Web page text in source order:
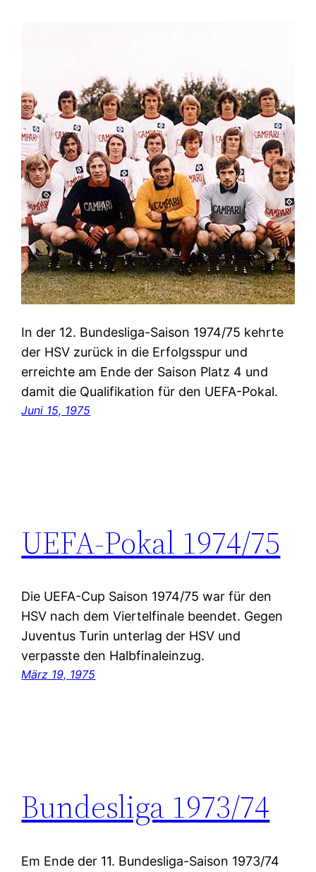
In der 12. Bundesliga-Saison 1974/75 kehrte
der HSV zurück in die Erfolgsspur und
erreichte am Ende der Saison Platz 4 und
damit die Qualifikation für den UEFA-Pokal.
Juni 15, 1975
UEFA-Pokal 1974/75
Die UEFA-Cup Saison 1974/75 war für den
HSV nach dem Viertelfinale beendet. Gegen
Juventus Turin unterlag der HSV und
verpasste den Halbfinaleinzug.
März 19, 1975
Bundesliga 1973/74
Em Ende der 11. Bundesliga-Saison 1973/74